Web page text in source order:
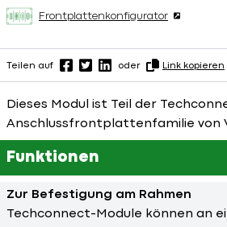
Frontplattenkonfigurator
Teilen auf oder Link kopieren
Dieses Modul ist Teil der
Anschlussfrontplattenfamilie von
Funktionen
Zur Befestigung am Rahmen
Techconnect-Module können an